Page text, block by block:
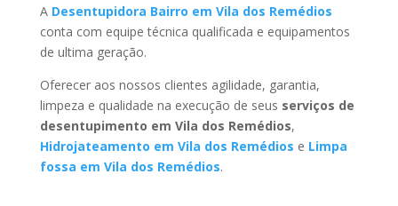
A Desentupidora Bairro em Vila dos Remédios
conta com equipe técnica qualificada e equipamentos
de ultima geração.
Oferecer aos nossos clientes agilidade, garantia,
limpeza e qualidade na execução de seus serviços de
desentupimento em Vila dos Remédios,
Hidrojateamento em Vila dos Remédios e Limpa
fossa em Vila dos Remédios.